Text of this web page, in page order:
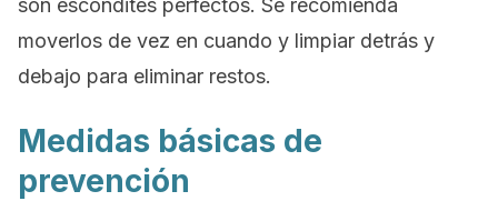
son escondites perfectos. Se recomienda
moverlos de vez en cuando y limpiar detrás y
debajo para eliminar restos.
Medidas básicas de
prevención